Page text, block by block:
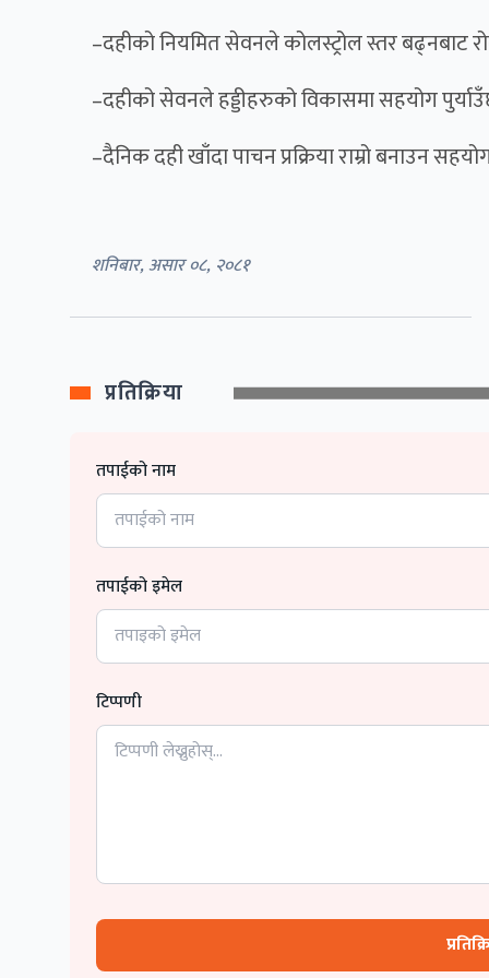
–दहीको नियमित सेवनले कोलस्ट्रोल स्तर बढ्नबाट
–दहीको सेवनले हड्डीहरुको विकासमा सहयोग
–दैनिक दही खाँदा पाचन प्रक्रिया राम्रो बनाउन
शनिबार, असार ०८, २०८१
प्रतिक्रिया
तपाईको नाम
तपाईको इमेल
टिप्पणी